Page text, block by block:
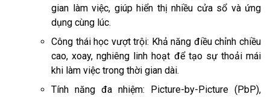
gian làm việc, giúp hiển thị nhiều cửa sổ và ứng
dụng cùng lúc.
Công thái học vượt trội: Khả năng điều chỉnh chiều
cao, xoay, nghiêng linh hoạt để tạo sự thoải mái
khi làm việc trong thời gian dài.
Tính năng đa nhiệm: Picture-by-Picture (PbP),